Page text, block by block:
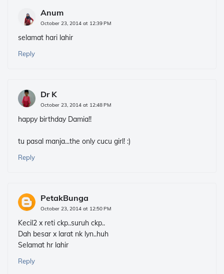
Anum
October 23, 2014 at 12:39 PM
selamat hari lahir
Reply
Dr K
October 23, 2014 at 12:48 PM
happy birthday Damia!!
tu pasal manja...the only cucu girl! :)
Reply
PetakBunga
October 23, 2014 at 12:50 PM
Kecil2 x reti ckp..suruh ckp..
Dah besar x larat nk lyn..huh
Selamat hr lahir
Reply